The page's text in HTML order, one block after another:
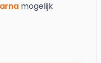
mogelijk